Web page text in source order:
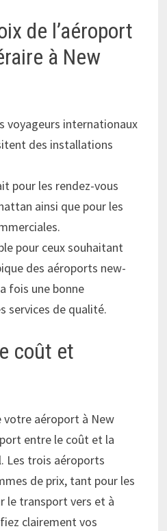
de l’aéroport
à New
voyageurs internationaux
des installations
pour les rendez-vous
ainsi que pour les
pour ceux souhaitant
des aéroports new-
fois une bonne
services de qualité.
coût et
votre aéroport à New
entre le coût et la
Les trois aéroports
de prix, tant pour les
le transport vers et à
clairement vos